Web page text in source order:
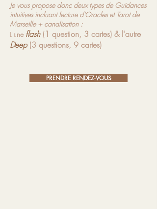
Je vous propose donc deux types de Guidances
intuitives incluant lecture d'Oracles et Tarot de
Marseille + canalisation :
L'une flash (1 question, 3 cartes) & l'autre
Deep (3 questions, 9 cartes)
PRENDRE RENDEZ-VOUS